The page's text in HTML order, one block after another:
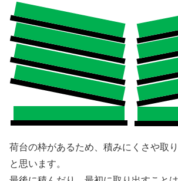
荷台の枠があるため、積みにくさや取
と思います。